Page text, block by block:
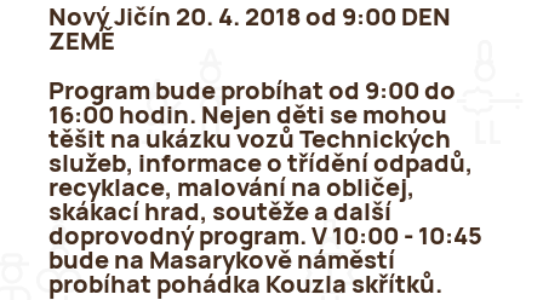
Nový Jičín 20. 4. 2018 od 9:00 DEN
ZEMĚ
Program bude probíhat od 9:00 do
16:00 hodin. Nejen děti se mohou
těšit na ukázku vozů Technických
služeb, informace o třídění odpadů,
recyklace, malování na obličej,
skákací hrad, soutěže a další
doprovodný program. V 10:00 - 10:45
bude na Masarykově náměstí
probíhat pohádka Kouzla skřítků.